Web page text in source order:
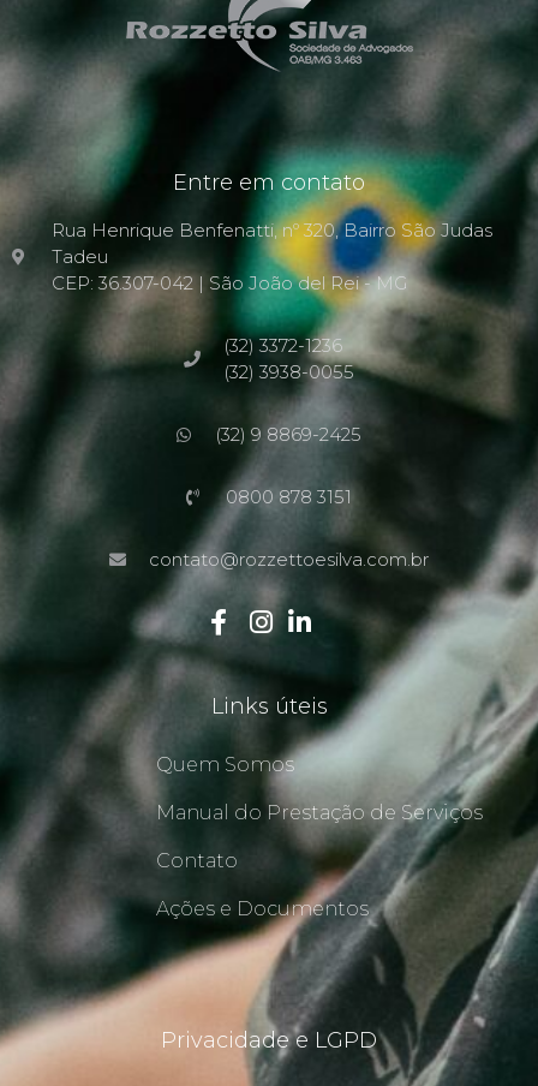
Entre em contato
Rua Henrique Benfenatti, nº 320, Bairro São Judas
Tadeu
CEP: 36.307-042 | São João del Rei - MG
(32) 3372-1236
(32) 3938-0055
(32) 9 8869-2425
0800 878 3151
contato@rozzettoesilva.com.br
Links úteis
Quem Somos
Manual do Prestação de Serviços
Contato
Ações e Documentos
Privacidade e LGPD